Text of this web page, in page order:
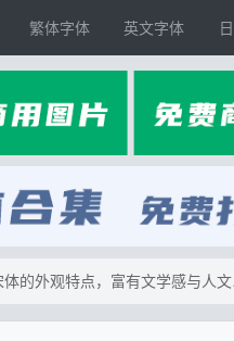
繁体字体 英文字体
【香